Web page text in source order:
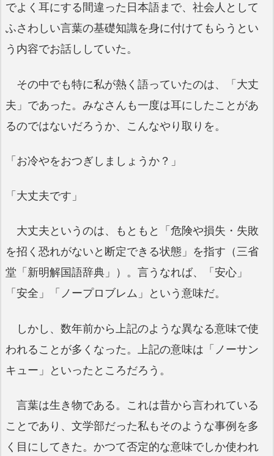
でよく耳にする間違った日本語まで、社会人として
ふさわしい言葉の基礎知識を身に付けてもらうとい
う内容でお話ししていた。
その中でも特に私が熱く語っていたのは、「大丈
夫」であった。みなさんも一度は耳にしたことがあ
るのではないだろうか、こんなやり取りを。
「お冷やをおつぎしましょうか？」
「大丈夫です」
大丈夫というのは、もともと「危険や損失・失敗
を招く恐れがないと断定できる状態」を指す（三省
堂「新明解国語辞典」）。言うなれば、「安心」
「安全」「ノープロブレム」という意味だ。
しかし、数年前から上記のような異なる意味で使
われることが多くなった。上記の意味は「ノーサン
キュー」といったところだろう。
言葉は生き物である。これは昔から言われている
ことであり、文学部だった私もそのような事例を多
く目にしてきた。かつて否定的な意味でしか使われ